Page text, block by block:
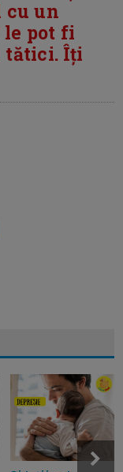
cu un
le pot fi
tătici. Îți